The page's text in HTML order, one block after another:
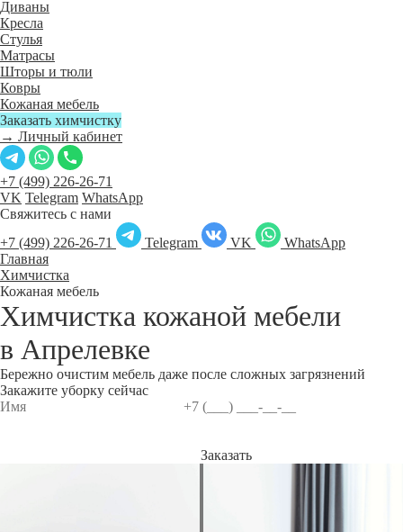
Диваны
Кресла
Стулья
Матрасы
Шторы и тюли
Ковры
Кожаная мебель
Заказать химчистку
→ Личный кабинет
+7 (499) 226-26-71
VK Telegram WhatsApp
Свяжитесь с нами
+7 (499) 226-26-71
Telegram VK
WhatsApp
Главная
Химчистка
Кожаная мебель
Химчистка кожаной мебели
в Апрелевке
Бережно очистим мебель даже после сложных загрязнений
Закажите уборку сейчас
Заказать